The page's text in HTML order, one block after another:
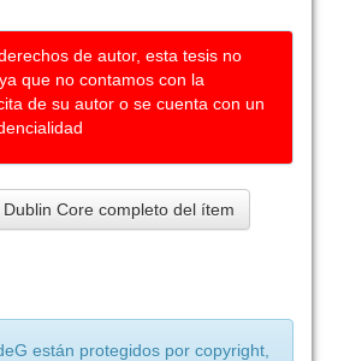
de autor, esta tesis no
que no contamos con la
de su autor o se cuenta con un
Core completo del ítem
están protegidos por copyright,